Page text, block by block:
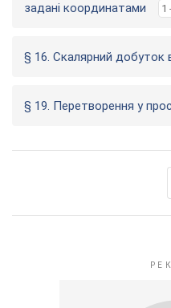
задані координатами
1
§ 16. Скалярний добуток
§ 19. Перетворення у